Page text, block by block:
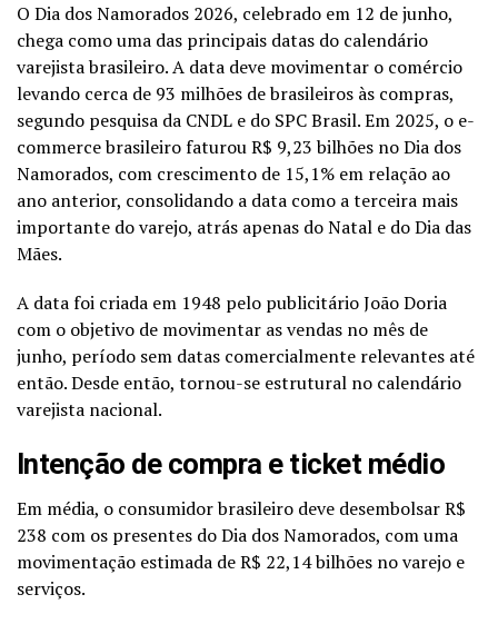
O Dia dos Namorados 2026, celebrado em 12 de junho,
chega como uma das principais datas do calendário
varejistabrasileiro. A data deve movimentar o comércio
levando cerca de 93 milhões de brasileiros às compras,
segundo pesquisa da CNDL e do SPC Brasil. Em 2025, o e-
commerce brasileiro faturou R$ 9,23 bilhões no Dia dos
Namorados, com crescimento de 15,1% em relação ao
ano anterior, consolidando a data como a terceira mais
importante do varejo, atrás apenas do Natal e do Dia das
Mães.
A data foi criada em 1948 pelo publicitário João Doria
com o objetivo de movimentar as vendas no mês de
junho, período sem datas comercialmente relevantes até
então. Desde então, tornou-se estrutural no calendário
varejista nacional.
Intenção de compra e ticket médio
Em média, o consumidor brasileiro deve desembolsar R$
238 com os presentes do Dia dos Namorados, com uma
movimentação estimada de R$ 22,14 bilhões no varejo e
serviços.